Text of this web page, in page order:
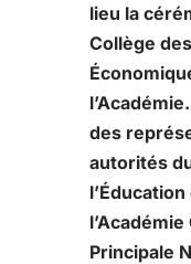
lieu la
Collège
des
autorités
Principale